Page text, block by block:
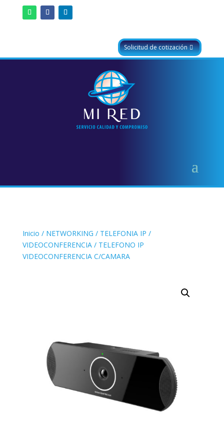
Solicitud de cotización
Inicio / NETWORKING / TELEFONIA IP /
VIDEOCONFERENCIA/ TELEFONO IP
VIDEOCONFERENCIA C/CAMARA